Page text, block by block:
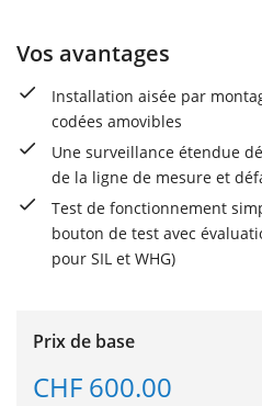
Vos avantages
Installation aisée par
codées amovibles
Une surveillance étendue
de la ligne de mesure et
Test de fonctionnement
bouton de test avec
pour SIL et WHG)
Prix de base
CHF 600.00